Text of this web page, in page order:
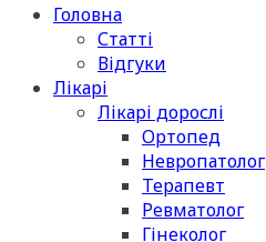
Головна
Статті
Відгуки
Лікарі
Лікарі дорослі
Ортопед
Невропатолог
Терапевт
Ревматолог
Гінеколог